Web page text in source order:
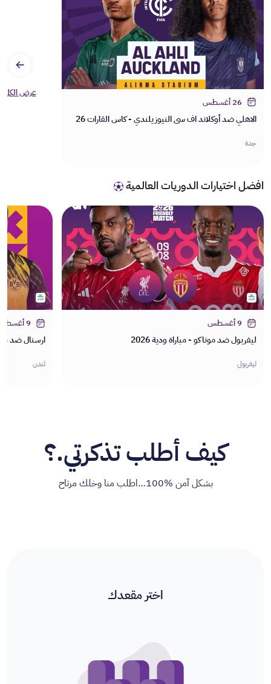
26 أغسطس
الاهلي ضد أوكلاند اف سي النيوزيلندي - كاس القارات 26
جدة
عرض الكل
افضل اختيارات الدوريات العالمية
9 أغسطس
ليفربول ضد موناكو - مباراة ودية 2026
ليفربول
9 أغسطس
ارسنال ضد
لندن
كيف أطلب تذكرتي.؟
بشكل آمن %100…اطلب منا وخلك مرتاح
اختر مقعدك